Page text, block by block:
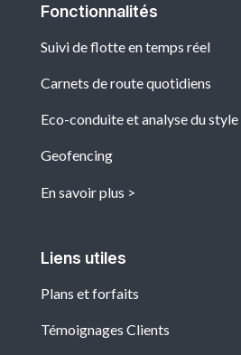
Fonctionnalités
Suivi de flotte en temps réel
Carnets de route quotidiens
Eco-conduite et analyse du
Geofencing
En savoir plus
Liens utiles
Plans et forfaits
Témoignages Clients